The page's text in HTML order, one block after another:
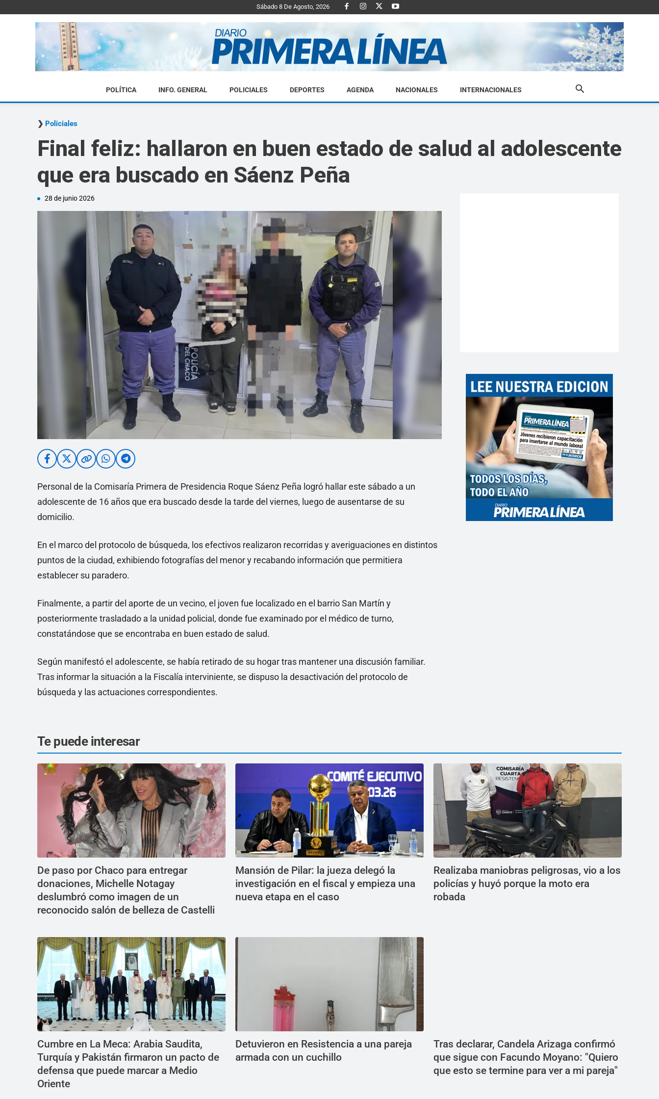
Sábado 8 De Agosto, 2026
Diario
Primera
Linea
POLÍTICA INFO. GENERAL POLICIALES DEPORTES AGENDA NACIONALES INTERNACIONALES
Policiales
Final feliz: hallaron en buen estado de salud al adolescente
que era buscado en Sáenz Peña
28 de junio 2026
Personal de la Comisaría Primera de Presidencia Roque Sáenz Peña logró hallar este sábado a un
adolescente de 16 años que era buscado desde la tarde del viernes, luego de ausentarse de su
domicilio.
En el marco del protocolo de búsqueda, los efectivos realizaron recorridas y averiguaciones en distintos
puntos de la ciudad, exhibiendo fotografías del menor y recabando información que permitiera
establecer su paradero.
Finalmente, a partir del aporte de un vecino, el joven fue localizado en el barrio San Martín y
posteriormente trasladado a la unidad policial, donde fue examinado por el médico de turno,
constatándose que se encontraba en buen estado de salud.
Según manifestó el adolescente, se había retirado de su hogar tras mantener una discusión familiar.
Tras informar la situación a la Fiscalía interviniente, se dispuso la desactivación del protocolo de
búsqueda y las actuaciones correspondientes.
Te puede interesar
De paso por Chaco para entregar
donaciones, Michelle Notagay
deslumbró como imagen de un
reconocido salón de belleza de Castelli
Mansión de Pilar: la jueza delegó la
investigación en el fiscal y empieza una
nueva etapa en el caso
Realizaba maniobras peligrosas, vio a los
policías y huyó porque la moto era
robada
Cumbre en La Meca: Arabia Saudita,
Turquía y Pakistán firmaron un pacto de
defensa que puede marcar a Medio
Oriente
Detuvieron en Resistencia a una pareja
armada con un cuchillo
Tras declarar, Candela Arizaga confirmó
que sigue con Facundo Moyano: "Quiero
que esto se termine para ver a mi pareja"